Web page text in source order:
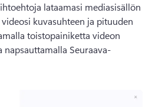
lataamasi mediasisällön
kuvasuhteen ja pituuden
toistopainiketta videon
napsauttamalla Seuraava-